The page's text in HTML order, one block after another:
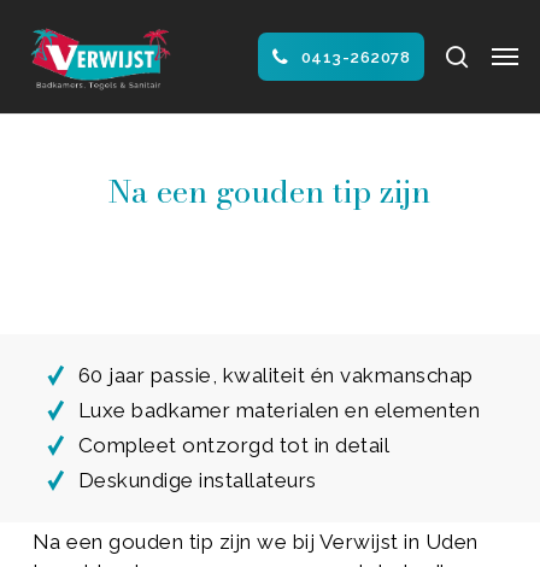
main
0413-262078 search
Na een gouden tip zijn
60 jaar passie, kwaliteit én vakmanschap
Luxe badkamer materialen en elementen
Compleet ontzorgd tot in detail
Deskundige installateurs
Na een gouden tip zijn we bij Verwijst in Uden